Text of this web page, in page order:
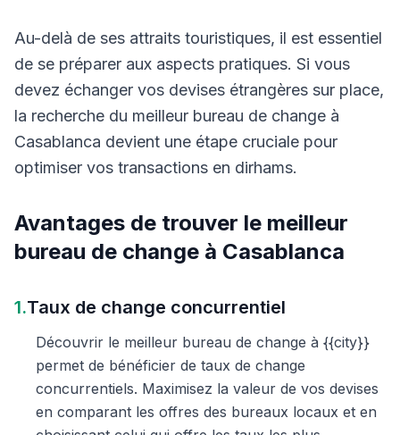
Au-delà de ses attraits touristiques, il est essentiel
de se préparer aux aspects pratiques. Si vous
devez échanger vos devises étrangères sur place,
la recherche du meilleur bureau de change à
Casablanca devient une étape cruciale pour
optimiser vos transactions en dirhams.
Avantages de trouver le meilleur
bureau de change à Casablanca
1.Taux de change concurrentiel
Découvrir le meilleur bureau de change à {{city}}
permet de bénéficier de taux de change
concurrentiels. Maximisez la valeur de vos devises
en comparant les offres des bureaux locaux et en